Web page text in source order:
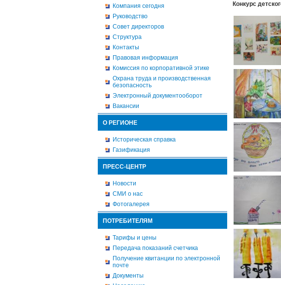
Компания сегодня
Руководство
Совет директоров
Структура
Контакты
Правовая информация
Комиссия по корпоративной этике
Охрана труда и производственная
безопасность
Электронный документооборот
Вакансии
О РЕГИОНЕ
Историческая справка
Газификация
ПРЕСС-ЦЕНТР
Новости
СМИ о нас
Фотогалерея
ПОТРЕБИТЕЛЯМ
Тарифы и цены
Передача показаний счетчика
Получение квитанции по электронной
почте
Документы
Конкурс